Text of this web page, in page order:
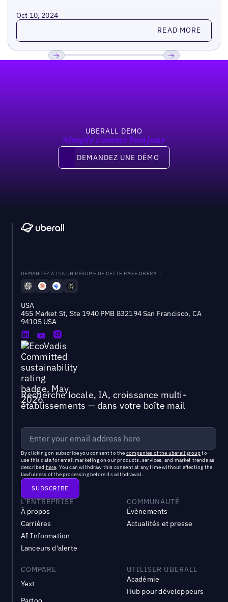
Oct 10, 2024
Read more READ MORE
UBERALL DEMO
Simple comme bonjour
Demandez une démo
DEMANDEZ UNE DÉMO
DEMANDEZ À L'IA UN RÉSUMÉ DE CETTE PAGE UBERALL
USA
455 Market St, Ste 1940 PMB 832194 San Francisco, CA
94105 USA
Recherche locale, IA, croissance multi-
établissements — dans votre boîte mail
By clicking on subscribe you consent to the companies of the uberall groupto
use this data for email marketing on our products, services, and market trends as
described here. You can withdraw this consent at any time without affecting the
lawfulness of the processing before its withdrawal.
L'ENTREPRISE
À propos
Carrières
AI Information
Lanceurs d'alerte
COMMUNAUTÉ
Évènements
Actualités et presse
COMPARE
Yext
UTILISER UBERALL
Académie
Hub pour développeurs